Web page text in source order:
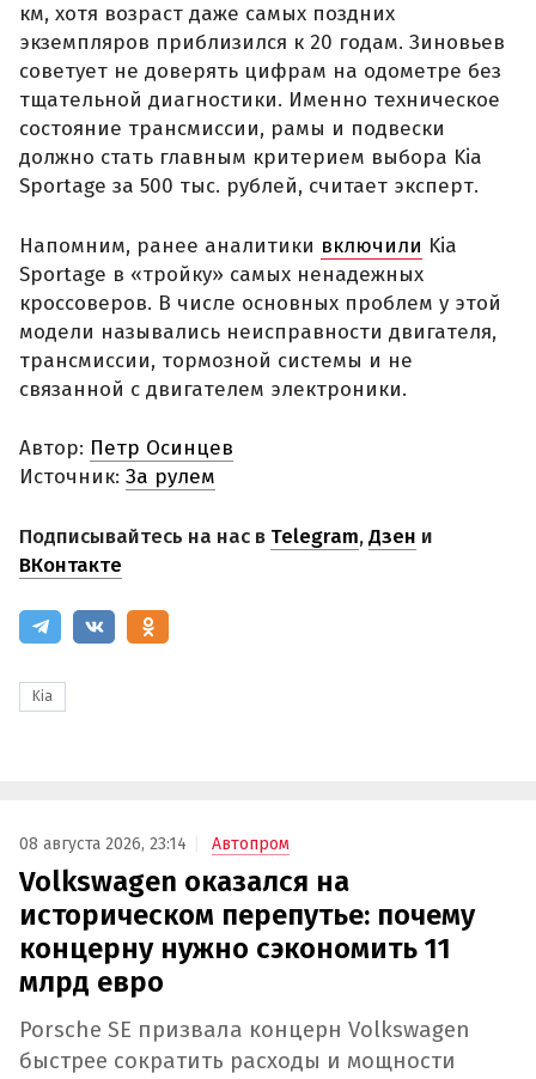
км, хотя возраст даже самых поздних
экземпляров приблизился к 20 годам. Зиновьев
советует не доверять цифрам на одометре без
тщательной диагностики. Именно техническое
состояние трансмиссии, рамы и подвески
должно стать главным критерием выбора Kia
Sportage за 500 тыс. рублей, считает эксперт.
Напомним, ранее аналитики включили Kia
Sportage в «тройку» самых ненадежных
кроссоверов. В числе основных проблем у этой
модели назывались неисправности двигателя,
трансмиссии, тормозной системы и не
связанной с двигателем электроники.
Автор: Петр Осинцев
Источник: За рулем
Подписывайтесь на нас в Telegram,Дзен и
ВКонтакте
Kia
08 августа 2026, 23:14 Автопром
Volkswagen оказался на
историческом перепутье: почему
концерну нужно сэкономить 11
млрд евро
Porsche SE призвала концерн Volkswagen
быстрее сократить расходы и мощности